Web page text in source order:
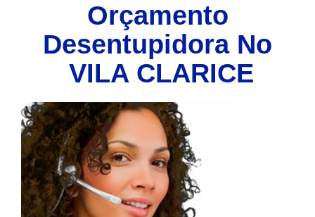
Orçamento
Desentupidora No
VILA CLARICE